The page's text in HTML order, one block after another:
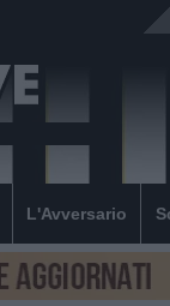
L'Avversario